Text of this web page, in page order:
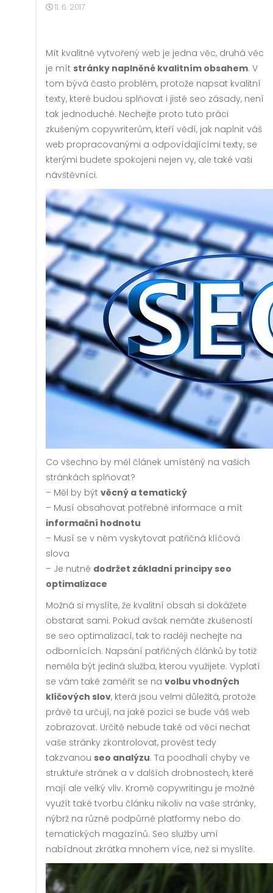
11. 6. 2017
Mít kvalitně vytvořený web je jedna věc, druhá věc
je mít stránky naplněné kvalitním obsahem. V
tom bývá často problém, protože napsat kvalitní
texty, které budou splňovat i jisté seo zásady, není
tak jednoduché. Nechejte proto tuto práci
zkušeným copywriterům, kteří vědí, jak naplnit váš
web propracovanými a odpovídajícími texty, se
kterými budete spokojeni nejen vy, ale také vaši
návštěvníci.
Co všechno by měl článek umístěný na vašich
stránkách splňovat?
– Měl by být věcný a tematický
– Musí obsahovat potřebné informace a mít
informační hodnotu
– Musí se v něm vyskytovat patřičná klíčová
slova
– Je nutné dodržet základní principy seo
optimalizace
Možná si myslíte, že kvalitní obsah si dokážete
obstarat sami. Pokud avšak nemáte zkušenosti
se seo optimalizací, tak to raději nechejte na
odbornících. Napsání patřičných článků by totiž
neměla být jediná služba, kterou využijete. Vyplatí
se vám také zaměřit se na volbu vhodných
klíčových slov, která jsou velmi důležitá, protože
právě ta určují, na jaké pozici se bude váš web
zobrazovat. Určitě nebude také od věci nechat
vaše stránky zkontrolovat, provést tedy
takzvanou seo analýzu. Ta poodhalí chyby ve
struktuře stránek a v dalších drobnostech, které
mají ale velký vliv. Kromě copywritingu je možné
využít také tvorbu článku nikoliv na vaše stránky,
nýbrž na různé podpůrné platformy nebo do
tematických magazínů. Seo služby umí
nabídnout zkrátka mnohem více, než si myslíte.